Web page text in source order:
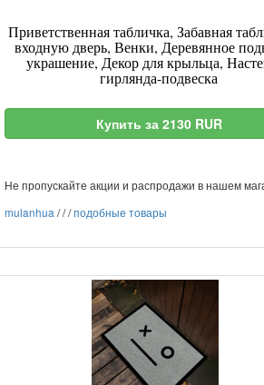
Приветственная табличка, Забавная
входную дверь, Венки, Деревянное
украшение, Декор для крыльца,
гирлянда-подвеска
Купить за 2130 RUR
Не пропускайте акции и распродажи в нашем
mulanhua ///подобные товары